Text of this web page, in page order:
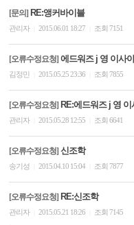
[문의] RE:앵커바이블
관리자 2015.06.01 18:27 조회 7151
[오류수정요청] 에드워즈 j 영 이사
김정민 2015.05.25 23:36 조회 7855
[오류수정요청] RE:에드워즈 j 영
관리자 2015.05.28 12:55 조회 6641
[오류수정요청] 신조학
송기성 2015.04.10 15:04 조회 7877
[오류수정요청] RE:신조학
관리자 2015.05.21 18:26 조회 7145